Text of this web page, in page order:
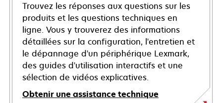
Trouvez les réponses aux questions sur les
produits et les questions techniques en
ligne. Vous y trouverez des informations
détaillées sur la configuration, l'entretien et
le dépannage d'un périphérique Lexmark,
des guides d'utilisation interactifs et une
sélection de vidéos explicatives.
Obtenir une assistance technique